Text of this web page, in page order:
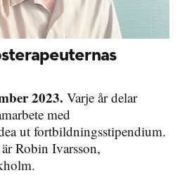
2023. Varje år delar
med
ut fortbildningsstipendium.
Robin Ivarsson,